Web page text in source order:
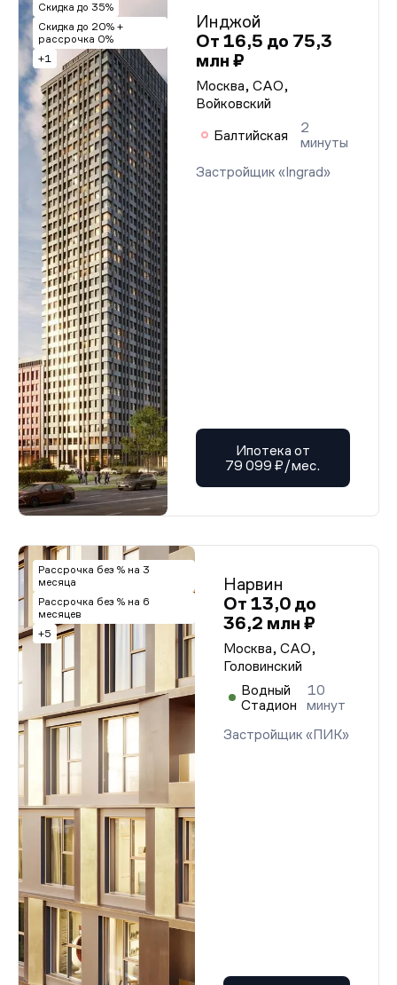
Скидка до 35%
Скидка до 20% +
рассрочка 0%
+1
Инджой
От 16,5 до 75,3
млн ₽
Москва, САО,
Войковский
Балтийская
2
минуты
Застройщик «Ingrad»
Ипотека от
79 099 ₽/мес.
Рассрочка без % на 3
месяца
Рассрочка без % на 6
месяцев
+5
Нарвин
От 13,0 до
36,2 млн ₽
Москва, САО,
Головинский
Водный
Стадион
10
минут
Застройщик «ПИК»